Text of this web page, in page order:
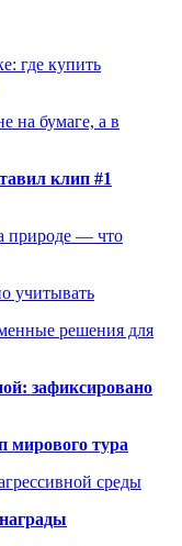
где купить
на бумаге, а в
клип #1
природе — что
учитывать
решения для
зафиксировано
мирового тура
среды